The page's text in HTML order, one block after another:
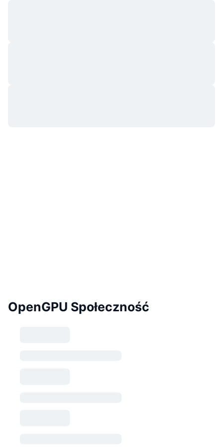
OpenGPU Społeczność